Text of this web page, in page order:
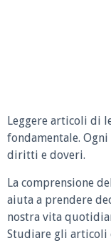
Leggere articoli di
fondamentale.
diritti e doveri.
La comprensione
aiuta a prendere
nostra vita
Studiare gli articoli